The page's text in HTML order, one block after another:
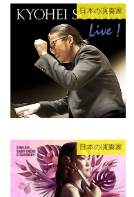
日本の演奏家
日本の演奏家